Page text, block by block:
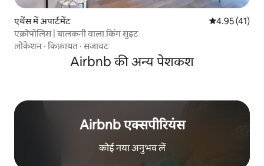
एथेंस में अपार्टमेंट औसत रेटिंग 5 में
4.95 (41)
एक्रोपोलिस | बालकनी वाला किंग सुइट
लोकेशन ·किफ़ायत ·सजावट
Airbnb की अन्य पेशकश
Airbnb एक्सपीरियंस
कोई नया अनुभव लें